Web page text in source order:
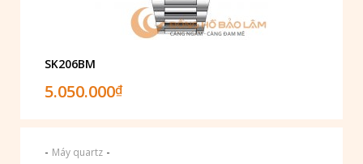
SK206BM
5.050.000₫
- Máy quartz -